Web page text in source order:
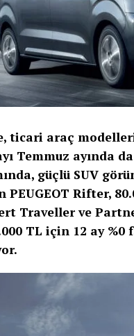
ticari araç
Temmuz ayında
güçlü SUV
Rifter,
Traveller ve
TL için 12 ay